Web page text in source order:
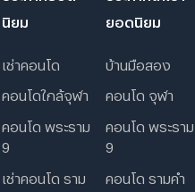
นิยม
เช่าคอนโด
คอนโดใกล้จุฬา
คอนโด พระราม
9
เช่าคอนโด ราม
ยอดนิยม
บ้านมือสอง
คอนโด จุฬา
คอนโด พระราม
9
คอนโด รามคํา